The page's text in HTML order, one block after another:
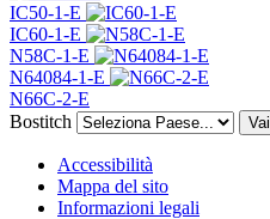
IC50-1-E
IC60-1-E
N58C-1-E
N64084-1-E
N66C-2-E
Bostitch
Vai
Accessibilità
Mappa del sito
Informazioni legali